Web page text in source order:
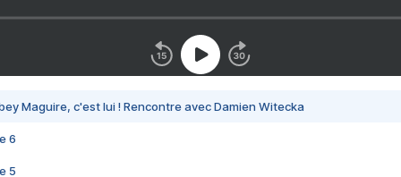
Maguire, c'est lui ! Rencontre avec Damien Witecka
6
5